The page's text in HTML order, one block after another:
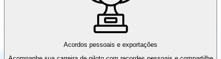
Acordos pessoais e exportações